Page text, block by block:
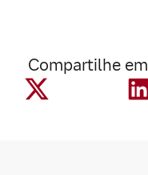
Compartilhe em